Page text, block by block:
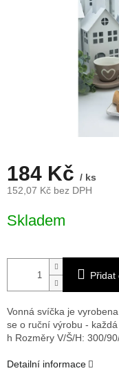
184 Kč / ks
152,07 Kč bez DPH
cena:
Skladem
Přidat
Vonná svíčka je
se o ruční výrobu -
h Rozměry V/Š/H: 300/
Detailní informace